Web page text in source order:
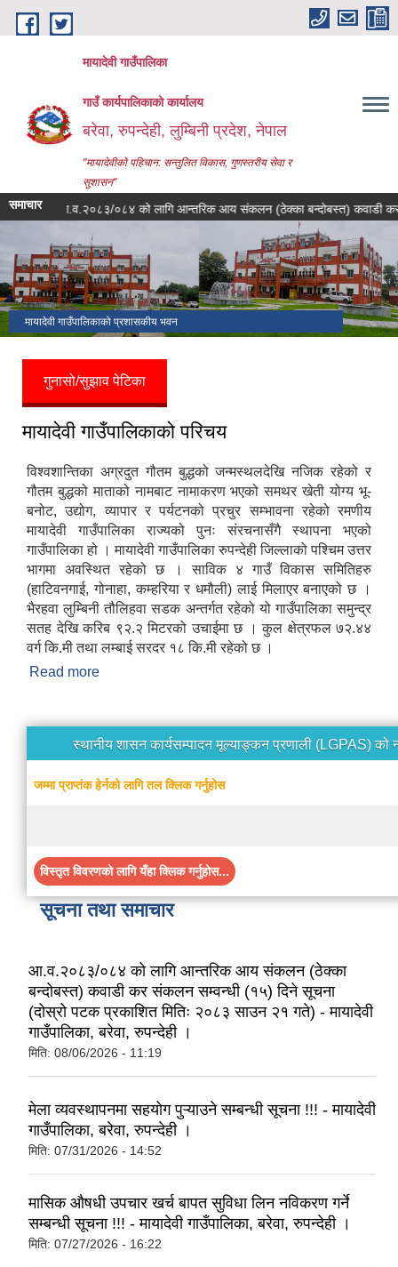
Skip to main content
मायादेवी गाउँपालिका
गाउँ कार्यपालिकाको कार्यालय
बरेवा, रुपन्देही, लुम्बिनी प्रदेश, नेपाल
"मायादेवीको पहिचान: सन्तुलित विकास, गुणस्तरीय सेवा र
सुशासन"
समाचारआ.व.२०८३/०८४ को लागि आन्तरिक आय संकलन (ठेक्का बन्दोबस्त) कवाडी कर संकलन
मायादेवी गाउँपालिकाको प्रशासकीय भवन
गुनासो/सुझाव पेटिका
मायादेवी गाउँपालिकाको परिचय
विश्वशान्तिका अग्रदुत गौतम बुद्धको जन्मस्थलदेखि नजिक रहेको र
गौतम बुद्धको माताको नामबाट नामाकरण भएको समथर खेती योग्य भू-
बनोट, उद्योग, व्यापार र पर्यटनको प्रचुर सम्भावना रहेको रमणीय
मायादेवी गाउँपालिका राज्यको पुनः संरचनासँगै स्थापना भएको
गाउँपालिका हो । मायादेवी गाउँपालिका रुपन्देही जिल्लाको पश्चिम उत्तर
भागमा अवस्थित रहेको छ । साविक ४ गाउँ विकास समितिहरु
(हाटिवनगाई, गोनाहा, कम्हरिया र धमौली) लाई मिलाएर बनाएको छ ।
भैरहवा लुम्बिनी तौलिहवा सडक अन्तर्गत रहेको यो गाउँपालिका समुन्द्र
सतह देखि करिब ९२.२ मिटरको उचाईमा छ । कुल क्षेत्रफल ७२.४४
वर्ग कि.मी तथा लम्बाई सरदर १८ कि.मी रहेको छ ।
Read more
स्थानीय शासन कार्यसम्पादन मूल्याङ्कन प्रणाली (LGPAS) को
जम्मा प्राप्तंक हेर्नको लागि तल क्लिक गर्नुहोस
विस्तृत विवरणको लागि यँहा क्लिक गर्नुहोस...
सूचना तथा समाचार
आ.व.२०८३/०८४ को लागि आन्तरिक आय संकलन (ठेक्का
बन्दोबस्त) कवाडी कर संकलन सम्वन्धी (१५) दिने सूचना
(दोस्रो पटक प्रकाशित मितिः २०८३ साउन २१ गते) - मायादेवी
गाउँपालिका, बरेवा, रुपन्देही ।
मिति: 08/06/2026 - 11:19
मेला व्यवस्थापनमा सहयोग पुऱ्याउने सम्बन्धी सूचना !!! - मायादेवी
गाउँपालिका, बरेवा, रुपन्देही ।
मिति: 07/31/2026 - 14:52
मासिक औषधी उपचार खर्च बापत सुविधा लिन नविकरण गर्ने
सम्बन्धी सूचना !!! - मायादेवी गाउँपालिका, बरेवा, रुपन्देही ।
मिति: 07/27/2026 - 16:22